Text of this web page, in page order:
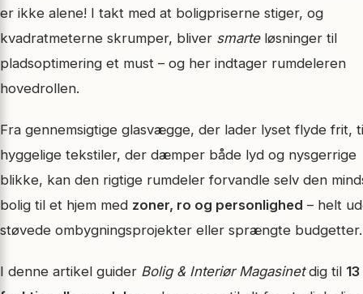
er ikke alene! I takt med at boligpriserne stiger, og
kvadratmeterne skrumper, bliver smarteløsninger til
pladsoptimering et must – og her indtager rumdeleren
hovedrollen.
Fra gennemsigtige glasvægge, der lader lyset flyde frit,
hyggelige tekstiler, der dæmper både lyd og nysgerrige
blikke, kan den rigtige rumdeler forvandle selv den
bolig til et hjem med zoner, ro og personlighed – helt
støvede ombygningsprojekter eller sprængte budgetter.
I denne artikel guider Bolig & Interiør Magasinetdig til 13